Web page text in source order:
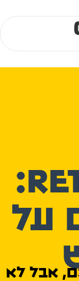
retargeting:
על
אבל לא